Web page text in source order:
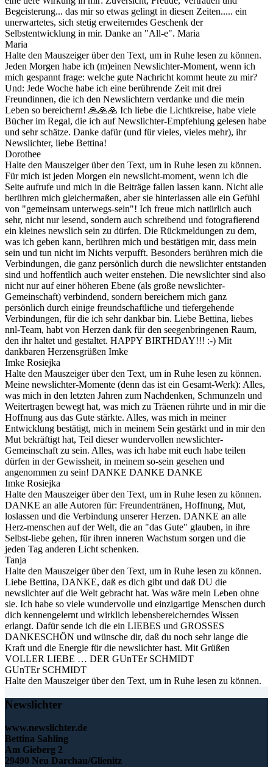
Begeisterung... das mir so etwas gelingt in diesen Zeiten..... ein
unerwartetes, sich stetig erweiterndes Geschenk der
Selbstentwicklung in mir. Danke an "All-e". Maria
Maria
Halte den Mauszeiger über den Text, um in Ruhe lesen zu können.
Jeden Morgen habe ich (m)einen Newslichter-Moment, wenn ich
mich gespannt frage: welche gute Nachricht kommt heute zu mir?
Und: Jede Woche habe ich eine berührende Zeit mit drei
Freundinnen, die ich den Newslichtern verdanke und die mein
Leben so bereichern! 🙏🙏🙏 Ich liebe die Lichtkreise, habe viele
Bücher im Regal, die ich auf Newslichter-Empfehlung gelesen habe
und sehr schätze. Danke dafür (und für vieles, vieles mehr), ihr
Newslichter, liebe Bettina!
Dorothee
Halte den Mauszeiger über den Text, um in Ruhe lesen zu können.
Für mich ist jeden Morgen ein newslicht-moment, wenn ich die
Seite aufrufe und mich in die Beiträge fallen lassen kann. Nicht alle
berühren mich gleichermaßen, aber sie hinterlassen alle ein Gefühl
von "gemeinsam unterwegs-sein"! Ich freue mich natürlich auch
sehr, nicht nur lesend, sondern auch schreibend und fotografierend
ein kleines newslich sein zu dürfen. Die Rückmeldungen zu dem,
was ich geben kann, berühren mich und bestätigen mir, dass mein
sein und tun nicht im Nichts verpufft. Besonders berühren mich die
Verbindungen, die ganz persönlich durch die newslichter entstanden
sind und hoffentlich auch weiter enstehen. Die newslichter sind also
nicht nur auf einer höheren Ebene (als große newslichter-
Gemeinschaft) verbindend, sondern bereichern mich ganz
persönlich durch einige freundschaftliche und tiefergehende
Verbindungen, für die ich sehr dankbar bin. Liebe Bettina, liebes
nnl-Team, habt von Herzen dank für den seegenbringenen Raum,
den ihr haltet und gestaltet. HAPPY BIRTHDAY!!! :-) Mit
dankbaren Herzensgrüßen Imke
Imke Rosiejka
Halte den Mauszeiger über den Text, um in Ruhe lesen zu können.
Meine newslichter-Momente (denn das ist ein Gesamt-Werk): Alles,
was mich in den letzten Jahren zum Nachdenken, Schmunzeln und
Weitertragen bewegt hat, was mich zu Träenen rührte und in mir die
Hoffnung aus das Gute stärkte. Alles, was mich in meiner
Entwicklung bestätigt, mich in meinem Sein gestärkt und in mir den
Mut bekräftigt hat, Teil dieser wundervollen newslichter-
Gemeinschaft zu sein. Alles, was ich habe mit euch habe teilen
dürfen in der Gewissheit, in meinem so-sein gesehen und
angenommen zu sein! DANKE DANKE DANKE
Imke Rosiejka
Halte den Mauszeiger über den Text, um in Ruhe lesen zu können.
DANKE an alle Autoren für: Freundentränen, Hoffnung, Mut,
loslassen und die Verbindung unserer Herzen. DANKE an alle
Herz-menschen auf der Welt, die an "das Gute" glauben, in ihre
Selbst-liebe gehen, für ihren inneren Wachstum sorgen und die
jeden Tag anderen Licht schenken.
Tanja
Halte den Mauszeiger über den Text, um in Ruhe lesen zu können.
Liebe Bettina, DANKE, daß es dich gibt und daß DU die
newslichter auf die Welt gebracht hat. Was wäre mein Leben ohne
sie. Ich habe so viele wundervolle und einzigartige Menschen durch
dich kennengelernt und wirklich lebensbereicherndes Wissen
erlangt. Dafür sende ich die ein LIEBES und GROSSES
DANKESCHÖN und wünsche dir, daß du noch sehr lange die
Kraft und die Energie für die newslichter hast. Mit Grüßen
VOLLER LIEBE … DER GUnTEr SCHMIDT
GUnTEr SCHMIDT
Halte den Mauszeiger über den Text, um in Ruhe lesen zu können.
Newslichter
www.newslichter.de
Bettina Sahling
Am Gieberg 2
29490 Neu Darchau/Glienitz